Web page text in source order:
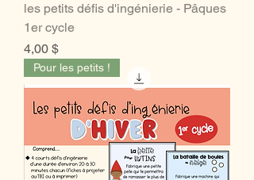
les petits défis d'ingénierie - Pâques
1er cycle
Prix
4,00 $
Pour les petits !